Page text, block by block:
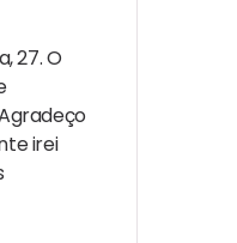
27. O
irei